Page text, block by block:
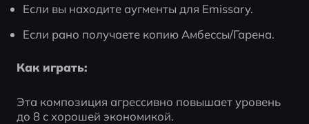
Если вы находите аугменты для Emissary.
Если рано получаете копию Амбессы/Гарена.
Как играть:
Эта композиция агрессивно повышает уровень
до 8 с хорошей экономикой.